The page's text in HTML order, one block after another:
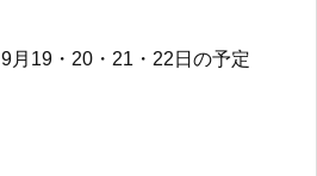
9月19・20・21・22日の予定